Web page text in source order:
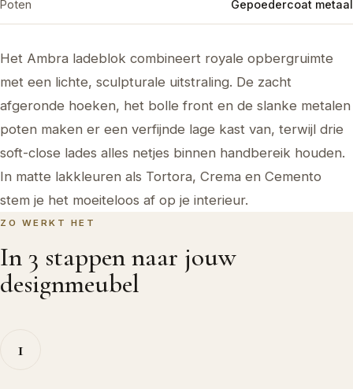
Poten Gepoedercoat metaal
Het Ambra ladeblok combineert royale opbergruimte
met een lichte, sculpturale uitstraling. De zacht
afgeronde hoeken, het bolle front en de slanke metalen
poten maken er een verfijnde lage kast van, terwijl drie
soft-close lades alles netjes binnen handbereik houden.
In matte lakkleuren als Tortora, Crema en Cemento
stem je het moeiteloos af op je interieur.
ZO WERKT HET
In 3 stappen naar jouw
designmeubel
1